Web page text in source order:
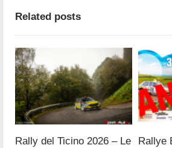
Related posts
Rally del Ticino 2026 – Le
Rallye